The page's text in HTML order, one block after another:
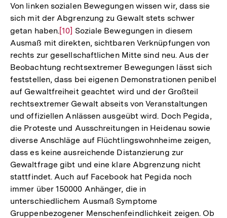
Von linken sozialen Bewegungen wissen wir, dass sie
sich mit der Abgrenzung zu Gewalt stets schwer
getan haben.Zur
Auflösung
der
Fußnote
[10] Soziale Bewegungen in diesem
Ausmaß mit direkten, sichtbaren Verknüpfungen von
rechts zur gesellschaftlichen Mitte sind neu. Aus der
Beobachtung rechtsextremer Bewegungen lässt sich
feststellen, dass bei eigenen Demonstrationen penibel
auf Gewaltfreiheit geachtet wird und der Großteil
rechtsextremer Gewalt abseits von Veranstaltungen
und offiziellen Anlässen ausgeübt wird. Doch Pegida,
die Proteste und Ausschreitungen in Heidenau sowie
diverse Anschläge auf Flüchtlingswohnheime zeigen,
dass es keine ausreichende Distanzierung zur
Gewaltfrage gibt und eine klare Abgrenzung nicht
stattfindet. Auch auf Facebook hat Pegida noch
immer über 150000 Anhänger, die in
unterschiedlichem Ausmaß Symptome
Gruppenbezogener Menschenfeindlichkeit zeigen. Ob